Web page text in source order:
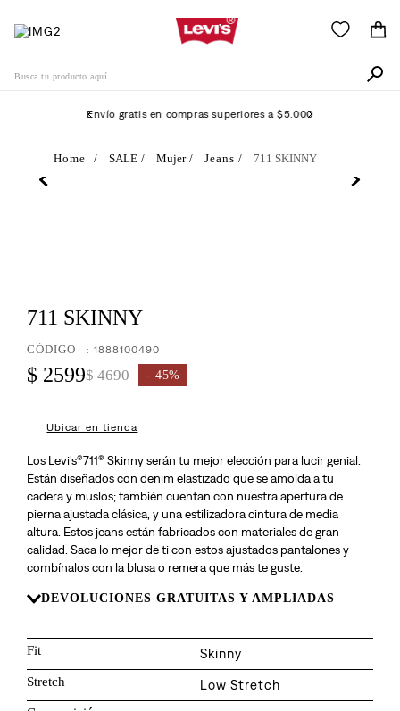
Envío gratis en compras superiores a $5.000
SALE Mujer Jeans 711 SKINNY
711 SKINNY
:1888100490
$ 2599$ 4690 45%
Ubicar en tienda
Los Levi’s®711® Skinny serán tu mejor elección para lucir genial.
Están diseñados con denim elastizado que se amolda a tu
cadera y muslos; también cuentan con nuestra apertura de
pierna ajustada clásica, y una estilizadora cintura de media
altura. Estos jeans están fabricados con materiales de gran
calidad. Saca lo mejor de ti con estos ajustados pantalones y
combínalos con la blusa o remera que más te guste.
DEVOLUCIONES GRATUITAS Y AMPLIADAS
Fit Skinny
Stretch Low Stretch
Términos Más Buscados
505
. 502
. 510
. campera
10. 724